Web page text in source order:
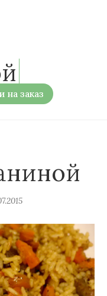
на заказ